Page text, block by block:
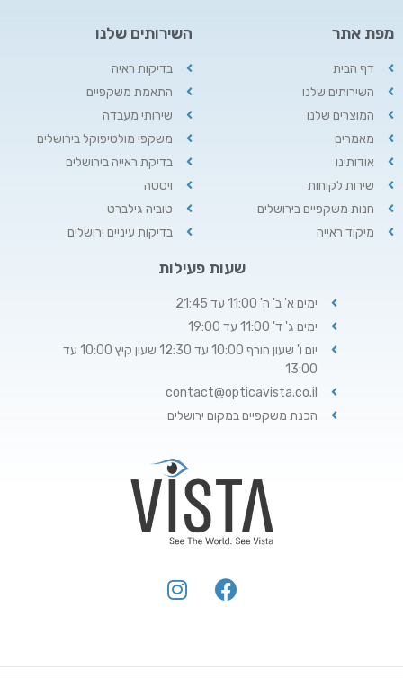
מפת אתר
דף הבית
השירותים שלנו
המוצרים שלנו
מאמרים
אודותינו
שירות לקוחות
חנות משקפיים בירושלים
מיקוד ראייה
השירותים שלנו
בדיקות ראיה
התאמת משקפיים
שירותי מעבדה
משקפי מולטיפוקל בירושלים
בדיקת ראייה בירושלים
ויסטה
טוביה גילברט
בדיקות עיניים ירושלים
שעות פעילות
ימים א' ב' ה' 11:00 עד 21:45
ימים ג' ד' 11:00 עד 19:00
יום ו' שעון חורף 10:00 עד 12:30 שעון קיץ 10:00 עד
13:00
contact@opticavista.co.il
הכנת משקפיים במקום ירושלים